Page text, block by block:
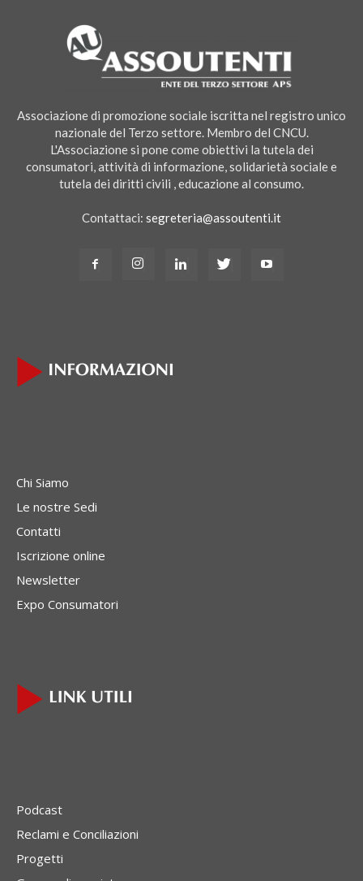
Associazione di promozione sociale iscritta nel registro unico
nazionale del Terzo settore. Membro del CNCU.
L'Associazione si pone come obiettivi la tutela dei
consumatori, attività di informazione, solidarietà sociale e
tutela dei diritti civili , educazione al consumo.
Contattaci: segreteria@assoutenti.it
Chi Siamo
Le nostre Sedi
Contatti
Iscrizione online
Newsletter
Expo Consumatori
Podcast
Reclami e Conciliazioni
Progetti